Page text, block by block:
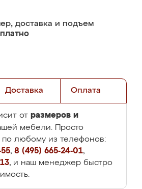
доставка и подъем
Доставка Оплата
от размеров и
мебели. Просто
по любому из телефонов:
, 8 (495) 665-24-01,
, и наш менеджер быстро